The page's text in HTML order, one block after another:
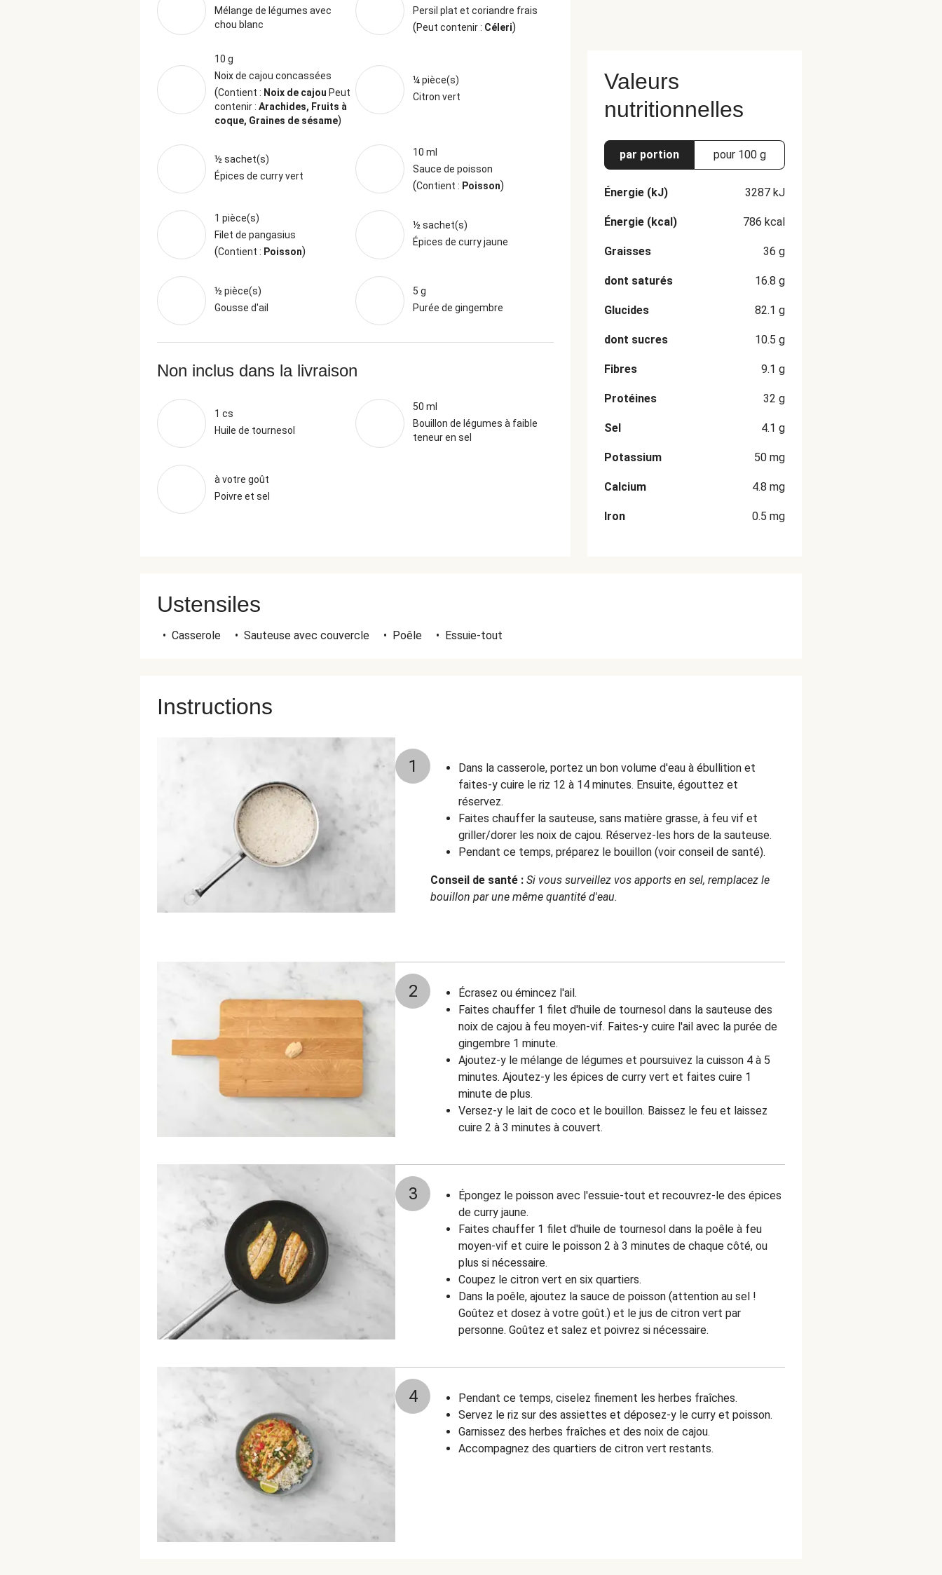
Mélange de légumes avec
chou blanc
Persil plat et coriandre frais
(Peut contenir : Céleri)
10 g
Noix de cajou concassées
(Contient : Noix de cajou Peut
contenir : Arachides, Fruits à
coque, Graines de sésame)
¼ pièce(s)
Citron vert
½ sachet(s)
Épices de curry vert
10 ml
Sauce de poisson
(Contient : Poisson)
1 pièce(s)
Filet de pangasius
(Contient : Poisson)
½ sachet(s)
Épices de curry jaune
½ pièce(s)
Gousse d'ail
5 g
Purée de gingembre
Non inclus dans la livraison
1 cs
Huile de tournesol
50 ml
Bouillon de légumes à faible
teneur en sel
à votre goût
Poivre et sel
Valeurs
nutritionnelles
par portion pour 100 g
Énergie (kJ) 3287 kJ
Énergie (kcal) 786 kcal
Graisses 36 g
dont saturés 16.8 g
Glucides 82.1 g
dont sucres 10.5 g
Fibres 9.1 g
Protéines 32 g
Sel 4.1 g
Potassium 50 mg
Calcium 4.8 mg
Iron 0.5 mg
Ustensiles
• Casserole • Sauteuse avec couvercle • Poêle • Essuie-tout
Instructions
1
Dans la casserole, portez un bon volume d'eau à ébullition et
faites-y cuire le riz 12 à 14 minutes. Ensuite, égouttez et
réservez.
Faites chauffer la sauteuse, sans matière grasse, à feu vif et
griller/dorer les noix de cajou. Réservez-les hors de la sauteuse.
Pendant ce temps, préparez le bouillon (voir conseil de santé).
Conseil de santé : Si vous surveillez vos apports en sel, remplacez le
bouillon par une même quantité d'eau.
2
Écrasez ou émincez l'ail.
Faites chauffer 1 filet d'huile de tournesol dans la sauteuse des
noix de cajou à feu moyen-vif. Faites-y cuire l'ail avec la purée de
gingembre 1 minute.
Ajoutez-y le mélange de légumes et poursuivez la cuisson 4 à 5
minutes. Ajoutez-y les épices de curry vert et faites cuire 1
minute de plus.
Versez-y le lait de coco et le bouillon. Baissez le feu et laissez
cuire 2 à 3 minutes à couvert.
3
Épongez le poisson avec l'essuie-tout et recouvrez-le des épices
de curry jaune.
Faites chauffer 1 filet d'huile de tournesol dans la poêle à feu
moyen-vif et cuire le poisson 2 à 3 minutes de chaque côté, ou
plus si nécessaire.
Coupez le citron vert en six quartiers.
Dans la poêle, ajoutez la sauce de poisson (attention au sel !
Goûtez et dosez à votre goût.) et le jus de citron vert par
personne. Goûtez et salez et poivrez si nécessaire.
4
Pendant ce temps, ciselez finement les herbes fraîches.
Servez le riz sur des assiettes et déposez-y le curry et poisson.
Garnissez des herbes fraîches et des noix de cajou.
Accompagnez des quartiers de citron vert restants.